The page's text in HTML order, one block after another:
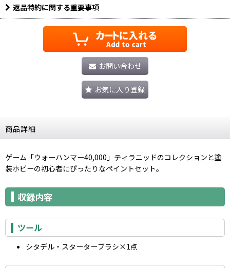
返品特約に関する重要事項
お問い合わせ
お気に入り登録
商品詳細
ゲーム「ウォーハンマー40,000」ティラニッドのコレクションと塗
装ホビーの初心者にぴったりなペイントセット。
収録内容
ツール
シタデル・スターターブラシ×1点